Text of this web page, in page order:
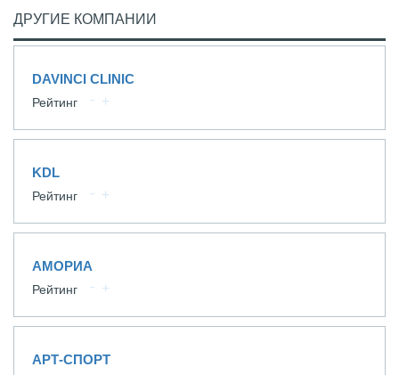
ДРУГИЕ КОМПАНИИ
DAVINCI CLINIC
Рейтинг
KDL
Рейтинг
АМОРИА
Рейтинг
АРТ-СПОРТ